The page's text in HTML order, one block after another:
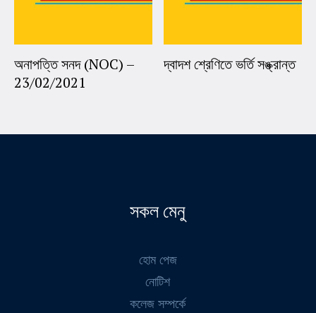
অনাপত্তি সনদ (NOC) –
23/02/2021
দ্বাদশ শ্রেণিতে ভর্তি সঙ্ক্রান্ত
সকল মেনু
হোম পেজ
নোটিশ
কলেজ সম্পর্কে